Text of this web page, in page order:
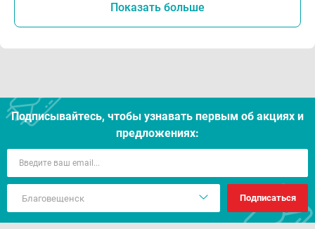
Показать больше
Подписывайтесь, чтобы узнавать первым об акцияx и
предложениях:
Подписаться